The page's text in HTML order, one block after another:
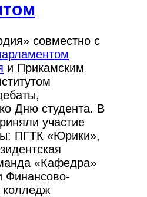
совместно с
и Прикамским
Дню студента. В
участие
ПГТК «Юрики»,
«Кафедра»
колледж